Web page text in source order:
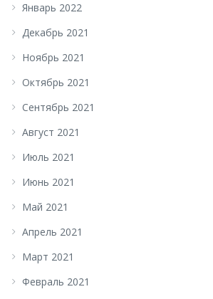
Январь 2022
Декабрь 2021
Ноябрь 2021
Октябрь 2021
Сентябрь 2021
Август 2021
Июль 2021
Июнь 2021
Май 2021
Апрель 2021
Март 2021
Февраль 2021